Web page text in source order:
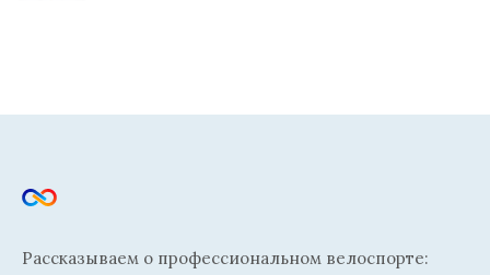
Рассказываем о профессиональном велоспорте: